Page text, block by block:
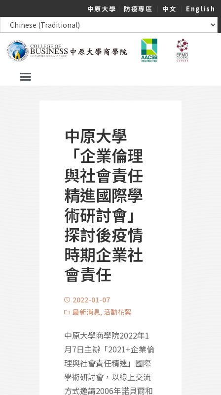
中原大學 防疫專區 中文 English
中原大學
「企業倫理
與社會責任
精進國際學
術研討會」
探討後疫情
時期企業社
會責任
2022-01-07
最新消息, 活動花絮
中原大學商學院2022年1
月7日主辦「2021+企業倫
理與社會責任精進」國際
學術研討會，以線上交流
方式邀請2006年諾貝爾和